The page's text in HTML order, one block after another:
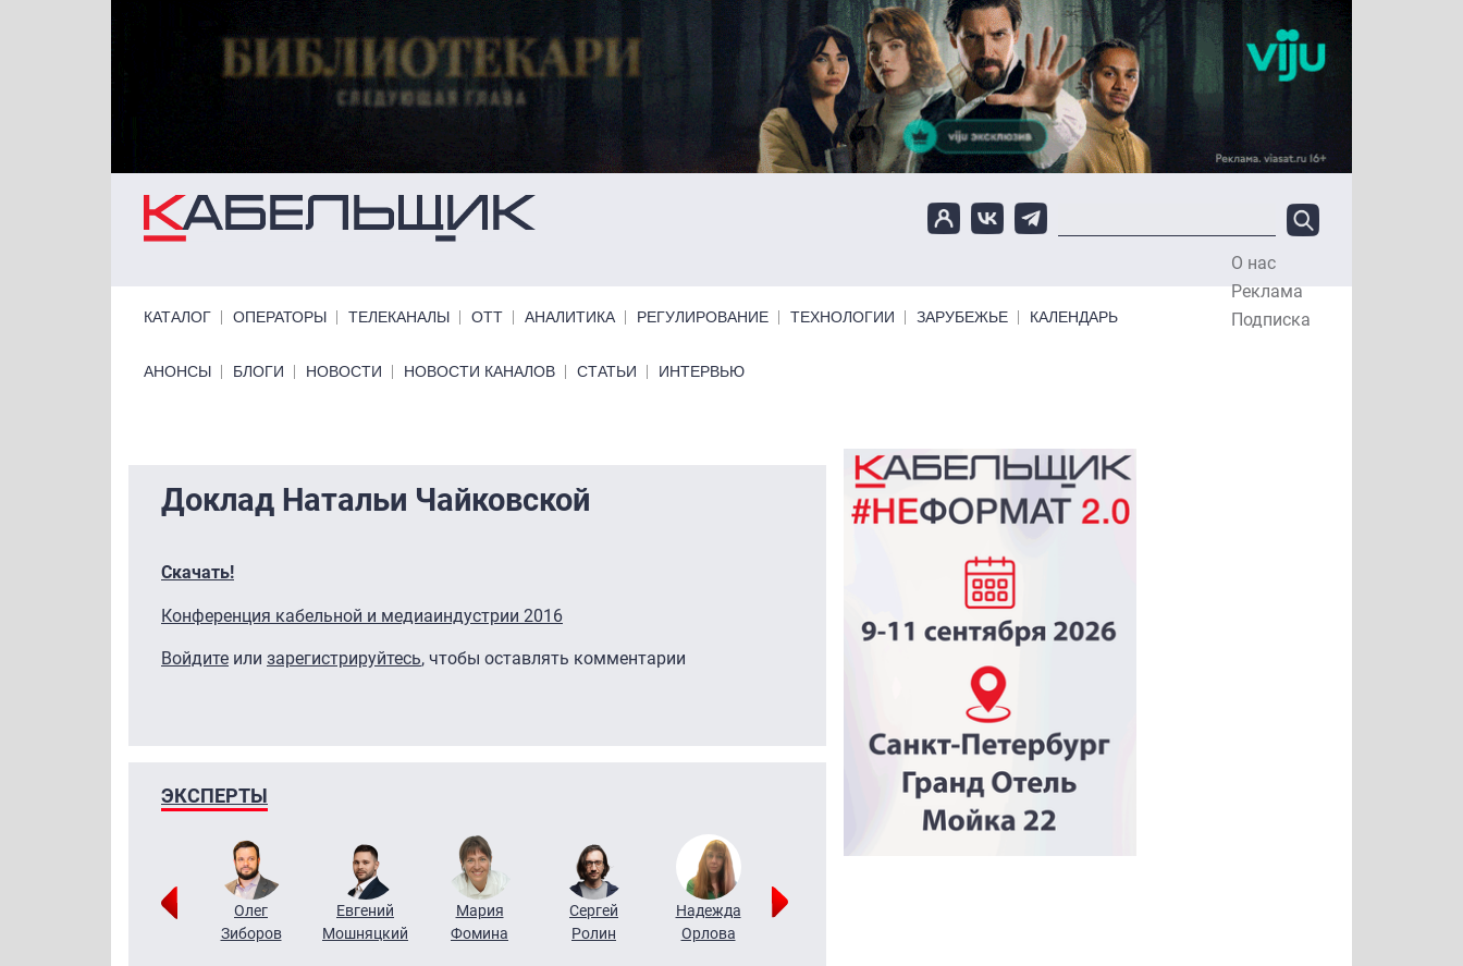
О нас
Реклама
Подписка
КАТАЛОГ ОПЕРАТОРЫ ТЕЛЕКАНАЛЫ ОТТ АНАЛИТИКА РЕГУЛИРОВАНИЕ ТЕХНОЛОГИИ ЗАРУБЕЖЬЕ КАЛЕНДАРЬ
Primary links bottom
АНОНСЫ БЛОГИ НОВОСТИ НОВОСТИ КАНАЛОВ СТАТЬИ ИНТЕРВЬЮ
Доклад Натальи Чайковской
Скачать!
Конференция кабельной и медиаиндустрии 2016
Войдите или зарегистрируйтесь, чтобы оставлять комментарии
ЭКСПЕРТЫ
Григорий
Олег
Зиборов
Евгений
Мошняцкий
Мария
Фомина
Сергей
Ролин
Надежда
Орлова